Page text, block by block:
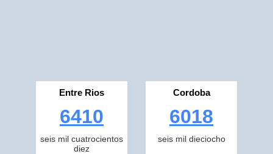
Entre Rios
6410
seis mil cuatrocientos
diez
Cordoba
6018
seis mil dieciocho